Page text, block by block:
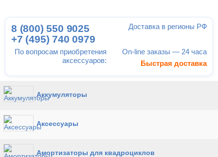
По вопросам приобретения
аксессуаров:
8 (800) 550 9025
+7 (495) 740 0979
Доставка в регионы РФ
On-line заказы — 24 часа
Быстрая доставка
Аккумуляторы
Аксессуары
Амортизаторы для квадроциклов